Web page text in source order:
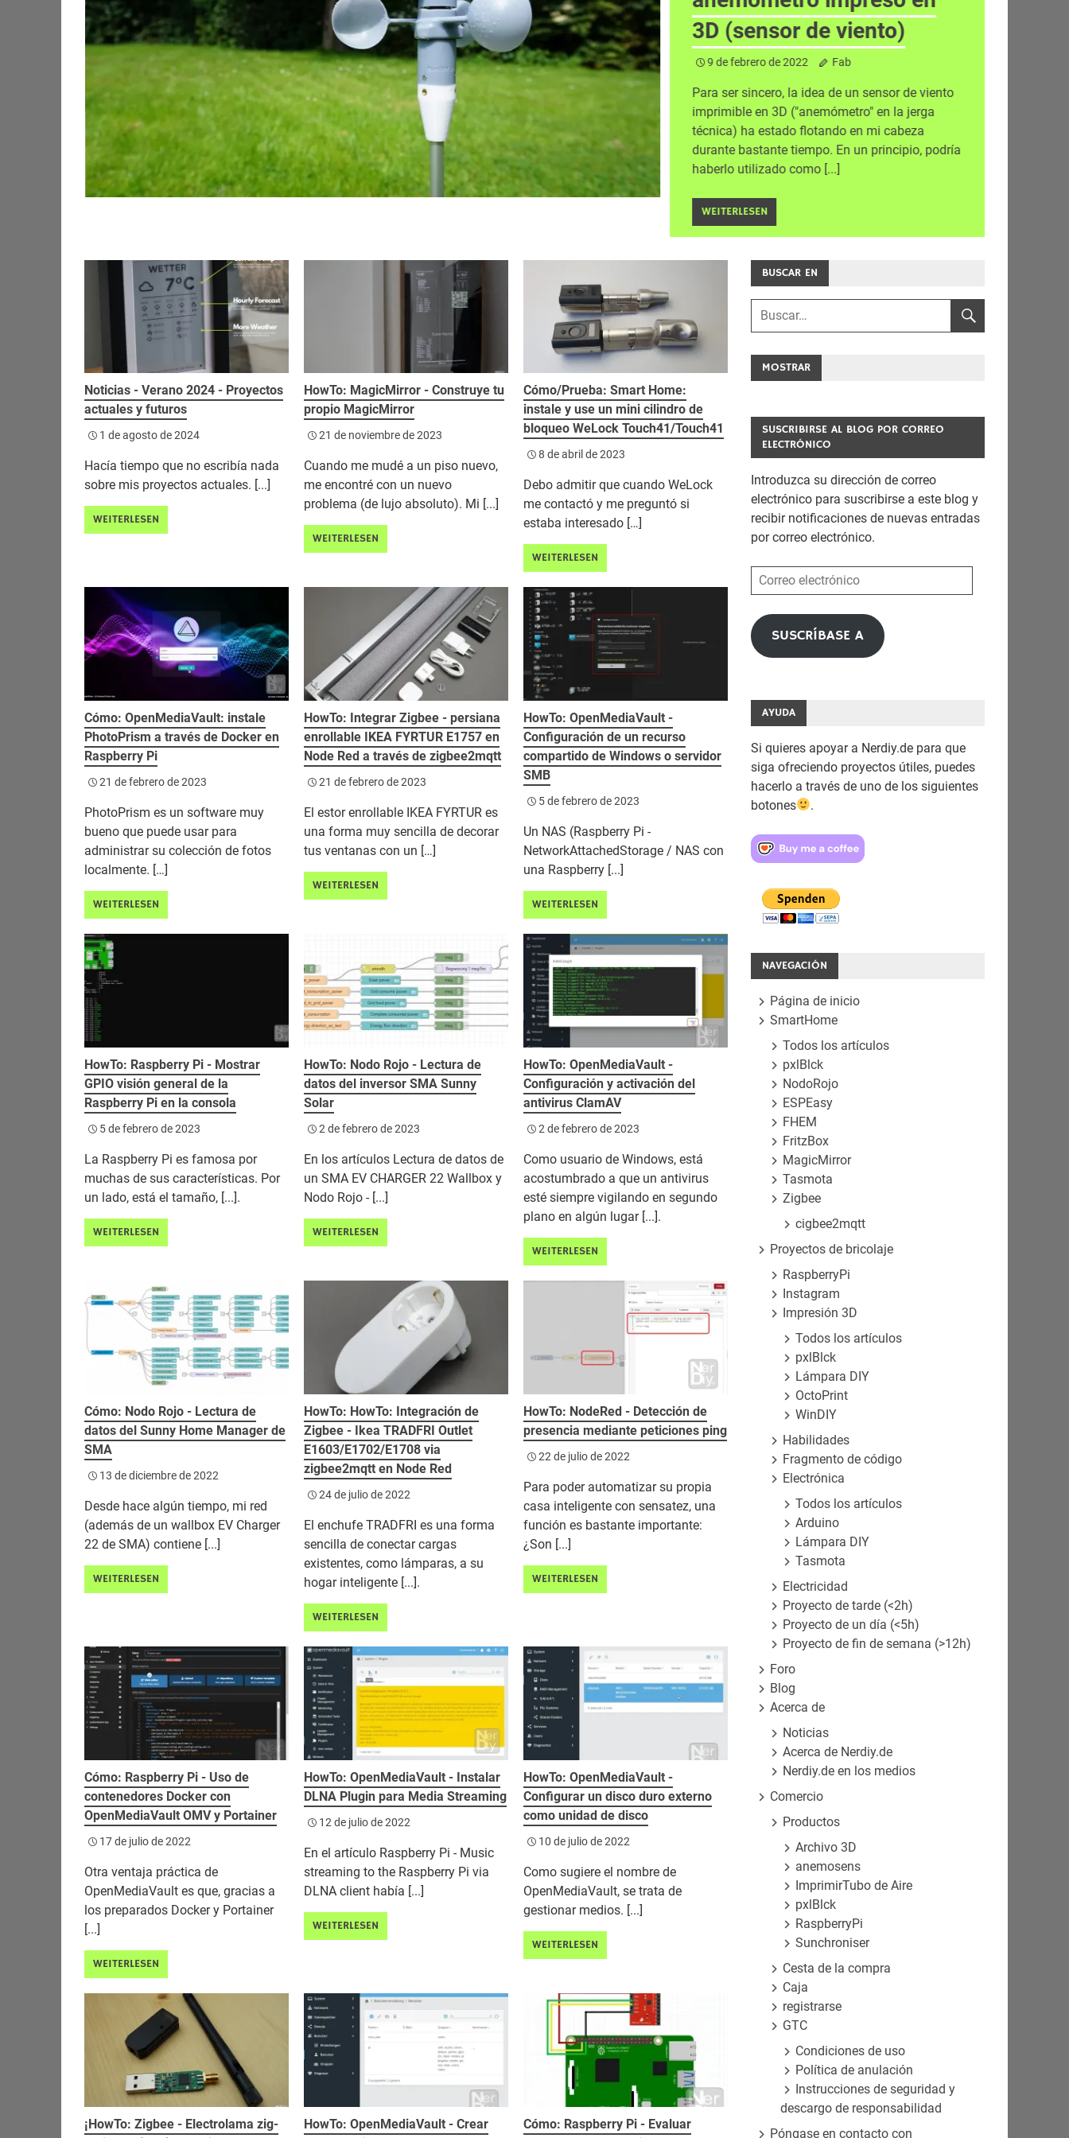
3D (sensor de viento)
9 de febrero de 2022 Fab
Para ser sincero, la idea de un sensor de viento
imprimible en 3D ("anemómetro" en la jerga
técnica) ha estado flotando en mi cabeza
durante bastante tiempo. En un principio, podría
haberlo utilizado como [...]
WEITERLESEN
Noticias - Verano 2024 - Proyectos
actuales y futuros
1 de agosto de 2024
Hacía tiempo que no escribía nada
sobre mis proyectos actuales. [...]
WEITERLESEN
HowTo: MagicMirror - Construye tu
propio MagicMirror
21 de noviembre de 2023
Cuando me mudé a un piso nuevo,
me encontré con un nuevo
problema (de lujo absoluto). Mi [...]
WEITERLESEN
Cómo/Prueba: Smart Home:
instale y use un mini cilindro de
bloqueo WeLock Touch41/Touch41
8 de abril de 2023
Debo admitir que cuando WeLock
me contactó y me preguntó si
estaba interesado […]
WEITERLESEN
Cómo: OpenMediaVault: instale
PhotoPrism a través de Docker en
Raspberry Pi
21 de febrero de 2023
PhotoPrism es un software muy
bueno que puede usar para
administrar su colección de fotos
localmente. […]
WEITERLESEN
HowTo: Integrar Zigbee - persiana
enrollable IKEA FYRTUR E1757 en
Node Red a través de zigbee2mqtt
21 de febrero de 2023
El estor enrollable IKEA FYRTUR es
una forma muy sencilla de decorar
tus ventanas con un […]
WEITERLESEN
HowTo: OpenMediaVault -
Configuración de un recurso
compartido de Windows o servidor
SMB
5 de febrero de 2023
Un NAS (Raspberry Pi -
NetworkAttachedStorage / NAS con
una Raspberry [...]
WEITERLESEN
HowTo: Raspberry Pi - Mostrar
GPIO visión general de la
Raspberry Pi en la consola
5 de febrero de 2023
La Raspberry Pi es famosa por
muchas de sus características. Por
un lado, está el tamaño, [...].
WEITERLESEN
HowTo: Nodo Rojo - Lectura de
datos del inversor SMA Sunny
Solar
2 de febrero de 2023
En los artículos Lectura de datos de
un SMA EV CHARGER 22 Wallbox y
Nodo Rojo - [...]
WEITERLESEN
HowTo: OpenMediaVault -
Configuración y activación del
antivirus ClamAV
2 de febrero de 2023
Como usuario de Windows, está
acostumbrado a que un antivirus
esté siempre vigilando en segundo
plano en algún lugar [...].
WEITERLESEN
Cómo: Nodo Rojo - Lectura de
datos del Sunny Home Manager de
SMA
13 de diciembre de 2022
Desde hace algún tiempo, mi red
(además de un wallbox EV Charger
22 de SMA) contiene [...]
WEITERLESEN
HowTo: HowTo: Integración de
Zigbee - Ikea TRADFRI Outlet
E1603/E1702/E1708 via
zigbee2mqtt en Node Red
24 de julio de 2022
El enchufe TRADFRI es una forma
sencilla de conectar cargas
existentes, como lámparas, a su
hogar inteligente [...].
WEITERLESEN
HowTo: NodeRed - Detección de
presencia mediante peticiones ping
22 de julio de 2022
Para poder automatizar su propia
casa inteligente con sensatez, una
función es bastante importante:
¿Son [...]
WEITERLESEN
Cómo: Raspberry Pi - Uso de
contenedores Docker con
OpenMediaVault OMV y Portainer
17 de julio de 2022
Otra ventaja práctica de
OpenMediaVault es que, gracias a
los preparados Docker y Portainer
[...]
WEITERLESEN
HowTo: OpenMediaVault - Instalar
DLNA Plugin para Media Streaming
12 de julio de 2022
En el artículo Raspberry Pi - Music
streaming to the Raspberry Pi via
DLNA client había [...]
WEITERLESEN
HowTo: OpenMediaVault -
Configurar un disco duro externo
como unidad de disco
10 de julio de 2022
Como sugiere el nombre de
OpenMediaVault, se trata de
gestionar medios. [...]
WEITERLESEN
¡HowTo: Zigbee - Electrolama zig-
HowTo: OpenMediaVault - Crear
Cómo: Raspberry Pi - Evaluar
BUSCAR EN
MOSTRAR
SUSCRIBIRSE AL BLOG POR CORREO
ELECTRÓNICO
Introduzca su dirección de correo
electrónico para suscribirse a este blog y
recibir notificaciones de nuevas entradas
por correo electrónico.
Correo
electrónico
SUSCRÍBASE A
AYUDA
Si quieres apoyar a Nerdiy.de para que
siga ofreciendo proyectos útiles, puedes
hacerlo a través de uno de los siguientes
botones
.
NAVEGACIÓN
Página de inicio
SmartHome
Todos los artículos
pxlBlck
NodoRojo
ESPEasy
FHEM
FritzBox
MagicMirror
Tasmota
Zigbee
cigbee2mqtt
Proyectos de bricolaje
RaspberryPi
Instagram
Impresión 3D
Todos los artículos
pxlBlck
Lámpara DIY
OctoPrint
WinDIY
Habilidades
Fragmento de código
Electrónica
Todos los artículos
Arduino
Lámpara DIY
Tasmota
Electricidad
Proyecto de tarde (<2h)
Proyecto de un día (<5h)
Proyecto de fin de semana (>12h)
Foro
Blog
Acerca de
Noticias
Acerca de Nerdiy.de
Nerdiy.de en los medios
Comercio
Productos
Archivo 3D
anemosens
ImprimirTubo de Aire
pxlBlck
RaspberryPi
Sunchroniser
Cesta de la compra
Caja
registrarse
GTC
Condiciones de uso
Política de anulación
Instrucciones de seguridad y
descargo de responsabilidad
Póngase en contacto con